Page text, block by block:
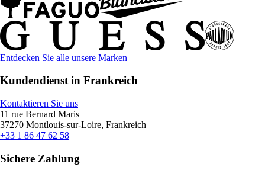
Entdecken Sie alle unsere Marken
Kundendienst in Frankreich
Kontaktieren Sie uns
11 rue Bernard Maris
37270 Montlouis-sur-Loire, Frankreich
+33 1 86 47 62 58
Sichere Zahlung